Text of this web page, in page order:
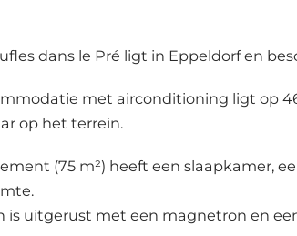
dans le Pré ligt in Eppeldorf en
met airconditioning ligt op
op het terrein.
(75 m²) heeft een slaapkamer,
is uitgerust met een magnetron en